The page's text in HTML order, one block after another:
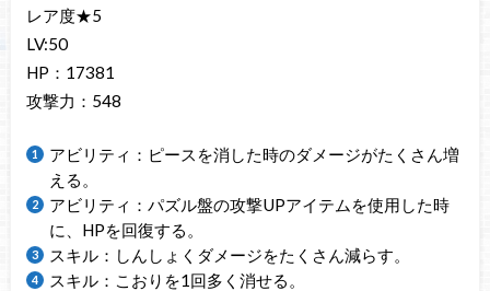
レア度★5
LV:50
HP：17381
攻撃力：548
アビリティ：ピースを消した時のダメージがたくさん増
える。
アビリティ：パズル盤の攻撃UPアイテムを使用した時
に、HPを回復する。
スキル：しんしょくダメージをたくさん減らす。
スキル：こおりを1回多く消せる。